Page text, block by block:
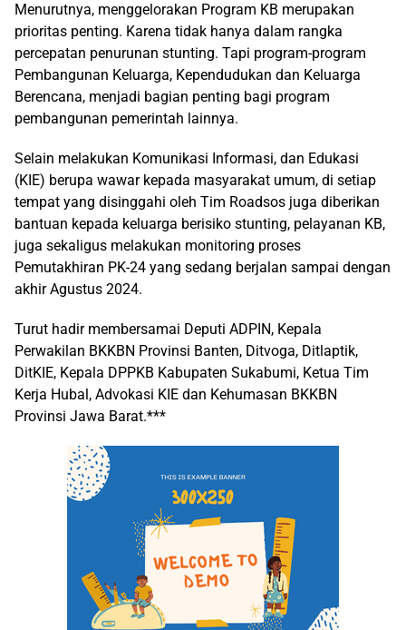
Menurutnya, menggelorakan Program KB merupakan
prioritas penting. Karena tidak hanya dalam rangka
percepatan penurunan stunting. Tapi program-program
Pembangunan Keluarga, Kependudukan dan Keluarga
Berencana, menjadi bagian penting bagi program
pembangunan pemerintah lainnya.
Selain melakukan Komunikasi Informasi, dan Edukasi
(KIE) berupa wawar kepada masyarakat umum, di setiap
tempat yang disinggahi oleh Tim Roadsos juga diberikan
bantuan kepada keluarga berisiko stunting, pelayanan KB,
juga sekaligus melakukan monitoring proses
Pemutakhiran PK-24 yang sedang berjalan sampai dengan
akhir Agustus 2024.
Turut hadir membersamai Deputi ADPIN, Kepala
Perwakilan BKKBN Provinsi Banten, Ditvoga, Ditlaptik,
DitKIE, Kepala DPPKB Kabupaten Sukabumi, Ketua Tim
Kerja Hubal, Advokasi KIE dan Kehumasan BKKBN
Provinsi Jawa Barat.***